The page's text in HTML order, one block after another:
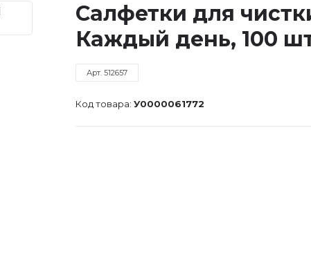
Салфетки для
Каждый день, 100
Арт. 512657
Код товара: У0000061772